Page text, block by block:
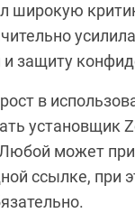
широкую
и защиту
в
установщик
может
ссылке, при